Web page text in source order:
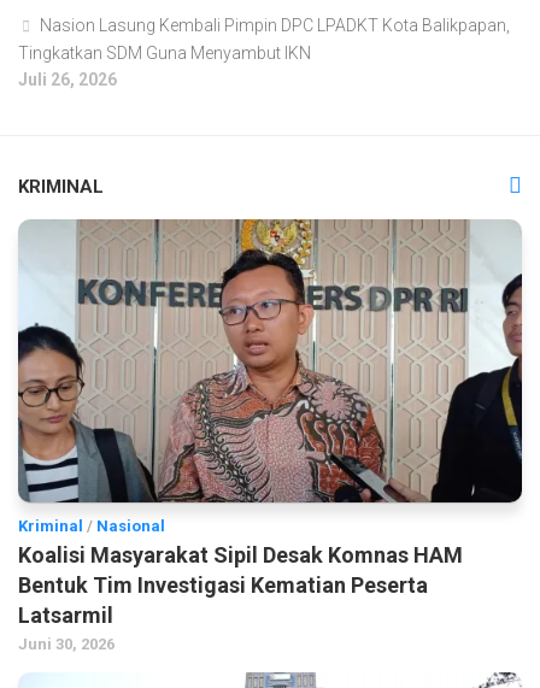
Nasion Lasung Kembali Pimpin DPC LPADKT Kota Balikpapan,
Tingkatkan SDM Guna Menyambut IKN
Juli 26, 2026
KRIMINAL
Kriminal / Nasional
Koalisi Masyarakat Sipil Desak Komnas HAM
Bentuk Tim Investigasi Kematian Peserta
Latsarmil
Juni 30, 2026